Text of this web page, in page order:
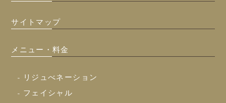
サイトマップ
メニュー・料金
- リジュべネーション
- フェイシャル